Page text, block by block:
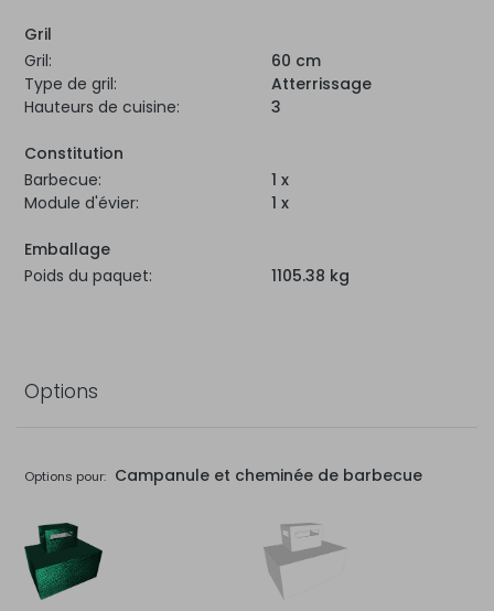
Gril
Gril:
60 cm
Type de gril:
Atterrissage
Hauteurs de cuisine:
3
Constitution
Barbecue:
1 x
Module d'évier:
1 x
Emballage
Poids du paquet:
1105.38 kg
Options
Options pour: Campanule et cheminée de barbecue